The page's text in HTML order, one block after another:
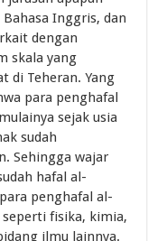
Inggris, dan
dengan
skala yang
di Teheran. Yang
para penghafal
sejak usia
sudah
Sehingga wajar
hafal al-
penghafal al-
fisika, kimia,
ilmu lainnya.